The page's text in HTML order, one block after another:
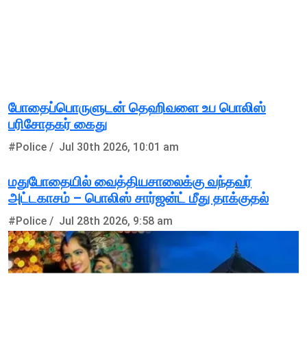
போதைப்பொருளுடன் தெஹிவளை உப பொலிஸ்
பரிசோதகர் கைது
#Police / Jul 30th 2026, 10:01 am
மதுபோதையில் வைத்தியசாலைக்கு வந்தவர்
அட்டகாசம் – பொலிஸ் சார்ஜன்ட் மீது தாக்குதல்
#Police / Jul 28th 2026, 9:58 am